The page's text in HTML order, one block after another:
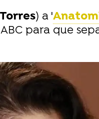
) a '
para que